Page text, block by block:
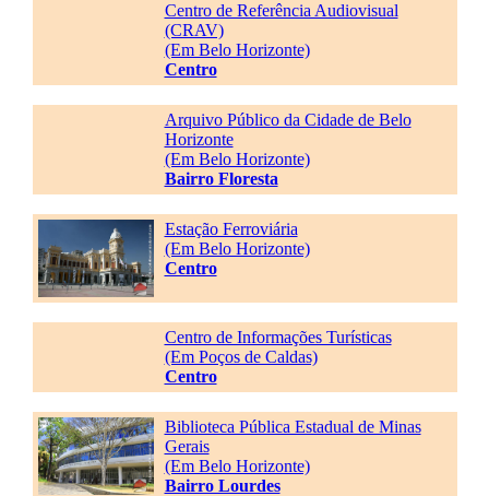
Centro de Referência Audiovisual
(CRAV)
(Em Belo Horizonte)
Centro
Arquivo Público da Cidade de Belo
Horizonte
(Em Belo Horizonte)
Bairro Floresta
Estação Ferroviária
(Em Belo Horizonte)
Centro
Centro de Informações Turísticas
(Em Poços de Caldas)
Centro
Biblioteca Pública Estadual de Minas
Gerais
(Em Belo Horizonte)
Bairro Lourdes